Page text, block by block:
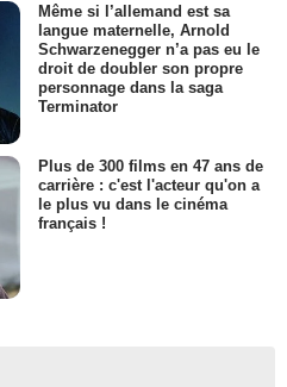
Même si l’allemand est sa
langue maternelle, Arnold
Schwarzenegger n’a pas eu le
droit de doubler son propre
personnage dans la saga
Terminator
Plus de 300 films en 47 ans de
carrière : c'est l'acteur qu'on a
le plus vu dans le cinéma
français !